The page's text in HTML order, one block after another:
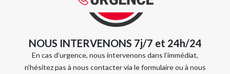
NOUS INTERVENONS 7j/7 et 24h/24
En cas d’urgence, nous intervenons dans l’immédiat,
n’hésitez pas à nous contacter via le formulaire ou à nous